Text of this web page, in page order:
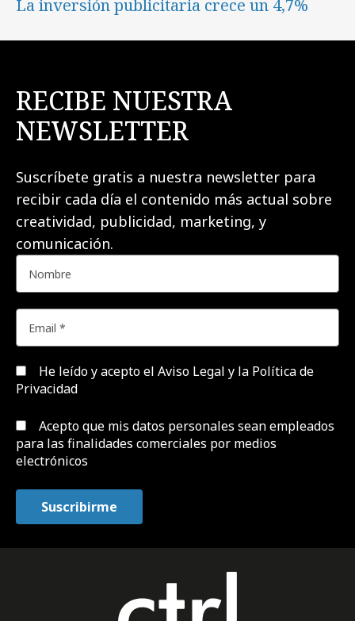
La inversión publicitaria crece un 4,7%
RECIBE NUESTRA
NEWSLETTER
Suscríbete gratis a nuestra newsletter para
recibir cada día el contenido más actual sobre
creatividad, publicidad, marketing, y
comunicación.
He leído y acepto el Aviso Legal y la Política de
Privacidad
Acepto que mis datos personales sean empleados
para las finalidades comerciales por medios
electrónicos